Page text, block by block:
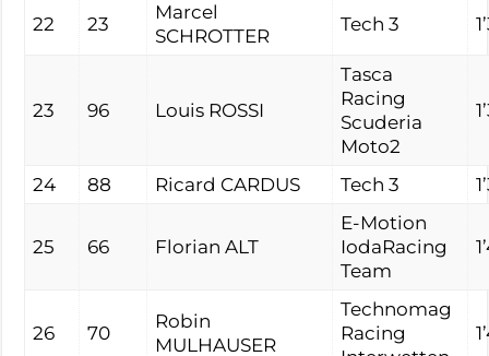
22 23
Marcel
SCHROTTER
Tech 3
23 96 Louis ROSSI
Tasca
Racing
Scuderia
Moto2
24 88 Ricard CARDUS Tech 3
25 66 Florian ALT
E-Motion
IodaRacing
Team
26 70
Robin
MULHAUSER
Technomag
Racing